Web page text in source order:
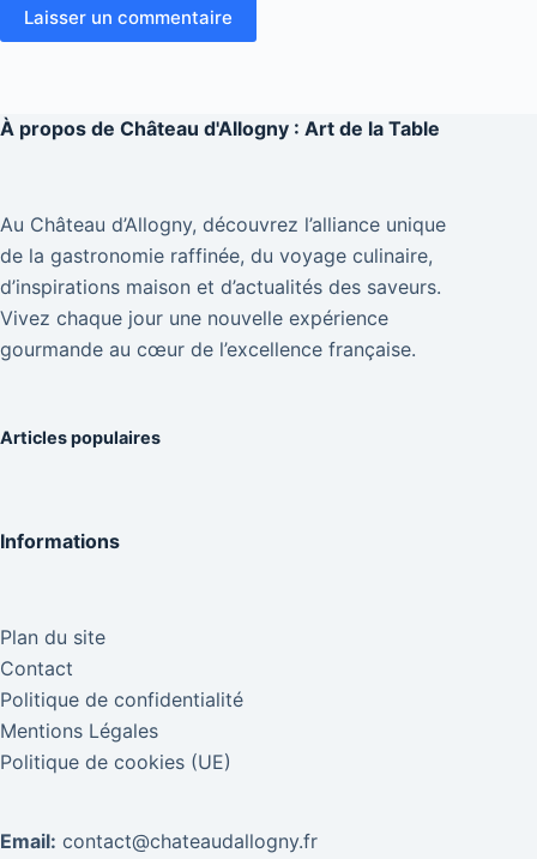
Laisser un commentaire
À propos de Château d'Allogny : Art de la Table
Au Château d’Allogny, découvrez l’alliance unique
de la gastronomie raffinée, du voyage culinaire,
d’inspirations maison et d’actualités des saveurs.
Vivez chaque jour une nouvelle expérience
gourmande au cœur de l’excellence française.
Articles populaires
Informations
Plan du site
Contact
Politique de confidentialité
Mentions Légales
Politique de cookies (UE)
Email: contact@chateaudallogny.fr